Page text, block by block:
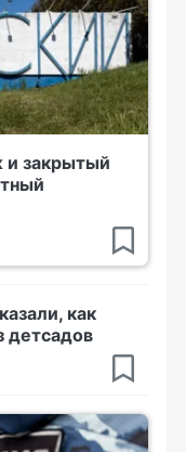
закрытый
как
детсадов